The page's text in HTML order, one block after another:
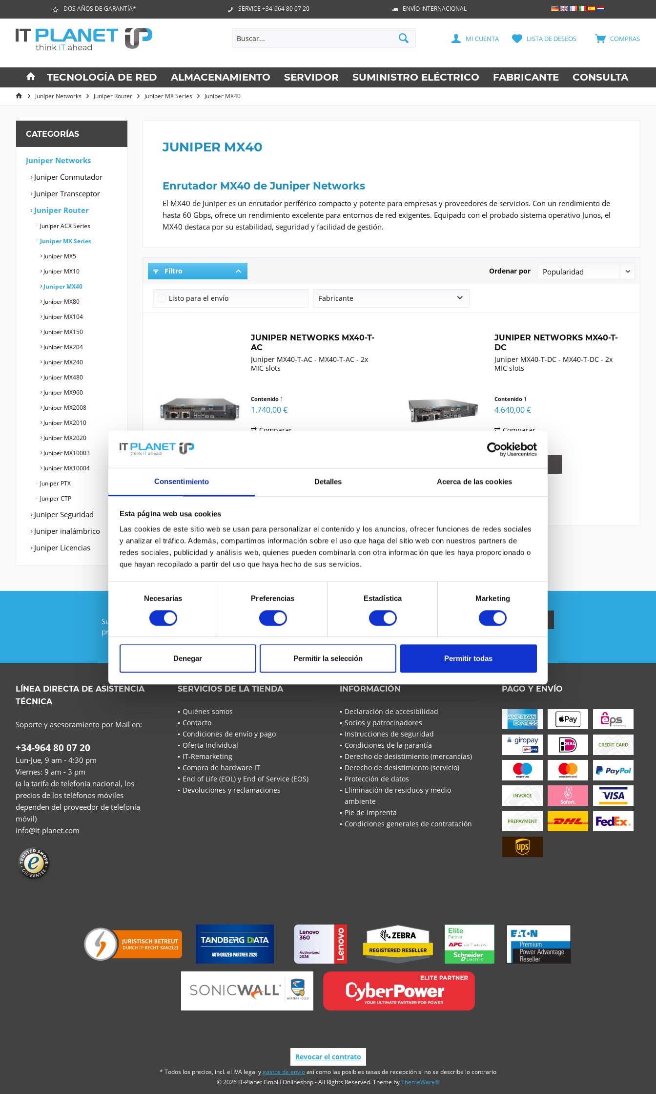
Consentimiento Detalles Acerca de las cookies
Esta página web usa cookies
Las cookies de este sitio web se usan para personalizar el contenido y los anuncios, ofrecer funciones de redes sociales
y analizar el tráfico. Además, compartimos información sobre el uso que haga del sitio web con nuestros partners de
redes sociales, publicidad y análisis web, quienes pueden combinarla con otra información que les haya proporcionado o
que hayan recopilado a partir del uso que haya hecho de sus servicios.
consentimiento
Necesarias Preferencias Estadística Marketing
Denegar Permitir la selección Permitir todas
DOS AÑOS DE GARANTÍA* SERVICE +34-964 80 07 20 ENVÍO INTERNACIONAL
COMPRAS
LISTA DE DESEOS
MI CUENTA
TECNOLOGÍA DE RED ALMACENAMIENTO SERVIDOR SUMINISTRO ELÉCTRICO FABRICANTE CONSULTA
Juniper Networks Juniper Router Juniper MX Series Juniper MX40
CATEGORÍAS
Juniper Networks
Juniper Conmutador
Juniper Transceptor
Juniper Router
Juniper ACX Series
Juniper MX Series
Juniper MX5
Juniper MX10
Juniper MX40
Juniper MX80
Juniper MX104
Juniper MX150
Juniper MX204
Juniper MX240
Juniper MX480
Juniper MX960
Juniper MX2008
Juniper MX2010
Juniper MX2020
Juniper MX10003
Juniper MX10004
Juniper PTX
Juniper CTP
Juniper Seguridad
Juniper inalámbrico
Juniper Licencias
JUNIPER MX40
Enrutador MX40 de Juniper Networks
El MX40 de Juniper es un enrutador periférico compacto y potente para empresas y proveedores de servicios. Con un rendimiento de
hasta 60 Gbps, ofrece un rendimiento excelente para entornos de red exigentes. Equipado con el probado sistema operativo Junos, el
MX40 destaca por su estabilidad, seguridad y facilidad de gestión.
Filtro Ordenar por
Listo para el envío Fabricante
JUNIPER NETWORKS MX40-T-
AC
Juniper MX40-T-AC - MX40-T-AC - 2x
MIC slots
Contenido 1
1.740,00 €
Comparar
JUNIPER NETWORKS MX40-T-
DC
Juniper MX40-T-DC - MX40-T-DC - 2x
MIC slots
Contenido 1
4.640,00 €
Comparar
Recordar
Suscríbase al boletín gratuito y no se pierda ninguna noticia o
promoción de IT-Planet.
He leído lapolítica de privacidad.
LÍNEA DIRECTA DE ASISTENCIA
TÉCNICA
Soporte y asesoramiento por Mail en:
+34-964 80 07 20
Lun-Jue, 9 am - 4:30 pm
Viernes: 9 am - 3 pm
(a la tarifa de telefonía nacional, los
precios de los teléfonos móviles
dependen del proveedor de telefonía
móvil)
info@it-planet.com
SERVICIOS DE LA TIENDA
Quiénes somos
Contacto
Condiciones de envío y pago
Oferta Individual
IT-Remarketing
Compra de hardware IT
End of Life (EOL) y End of Service (EOS)
Devoluciones y reclamaciones
INFORMACIÓN
Declaración de accesibilidad
Socios y patrocinadores
Instrucciones de seguridad
Condiciones de la garantía
Derecho de desistimiento (mercancías)
Derecho de desistimiento (servicio)
Protección de datos
Eliminación de residuos y medio
ambiente
Pie de imprenta
Condiciones generales de contratación
PAGO Y ENVÍO
Revocar el contrato
* Todos los precios, incl. el IVA legal ygastos de envíoasí como las posibles tasas de recepción si no se describe lo contrario
© 2026 IT-Planet GmbH Onlineshop - All Rights Reserved. Theme byThemeWare®